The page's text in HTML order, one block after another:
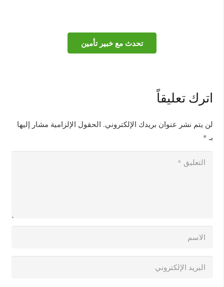
تحدث مع خبير تأمين
اترك تعليقاً
لن يتم نشر عنوان بريدك الإلكتروني. الحقول الإلزامية مشار إليها
بـ *